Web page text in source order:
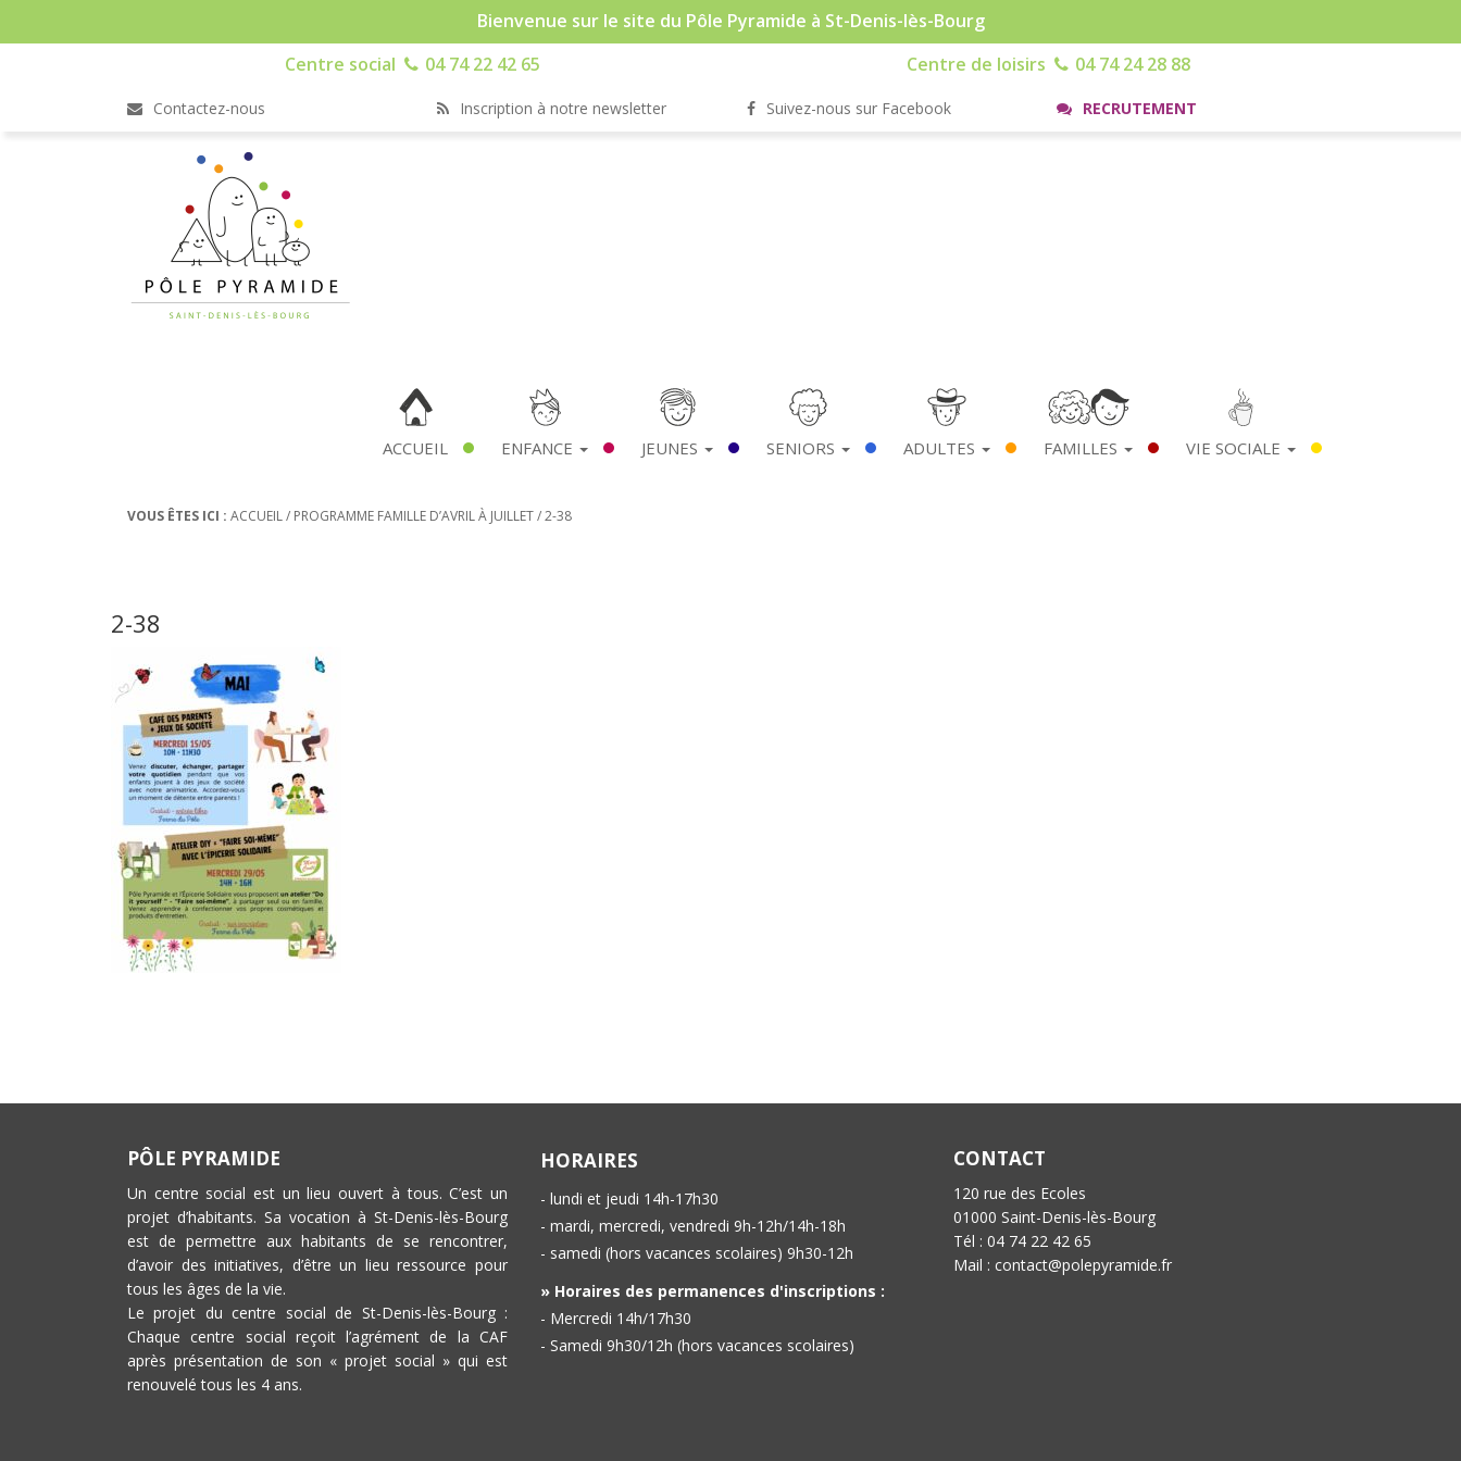
Bienvenue sur le site du Pôle Pyramide à St-Denis-lès-Bourg
Centre social
04 74 22 42 65 Centre de loisirs 04 74 24 28 88
Contactez-nous Inscription à notre newsletter Suivez-nous sur Facebook RECRUTEMENT
ACCUEIL ENFANCE JEUNES SENIORS ADULTES FAMILLES VIE SOCIALE
VOUS ÊTES ICI : ACCUEIL/ PROGRAMME FAMILLE D’AVRIL À JUILLET/2-38
2-38
PÔLE PYRAMIDE
Un centre social est un lieu ouvert à tous. C’est un
projet d’habitants. Sa vocation à St-Denis-lès-Bourg
est de permettre aux habitants de se rencontrer,
d’avoir des initiatives, d’être un lieu ressource pour
tous les âges de la vie.
Le projet du centre social de St-Denis-lès-Bourg :
Chaque centre social reçoit l’agrément de la CAF
après présentation de son « projet social » qui est
renouvelé tous les 4 ans.
HORAIRES
- lundi et jeudi 14h-17h30
- mardi, mercredi, vendredi 9h-12h/14h-18h
- samedi (hors vacances scolaires) 9h30-12h
» Horaires des permanences d'inscriptions :
- Mercredi 14h/17h30
- Samedi 9h30/12h (hors vacances scolaires)
CONTACT
120 rue des Ecoles
01000 Saint-Denis-lès-Bourg
Tél : 04 74 22 42 65
Mail : contact@polepyramide.fr